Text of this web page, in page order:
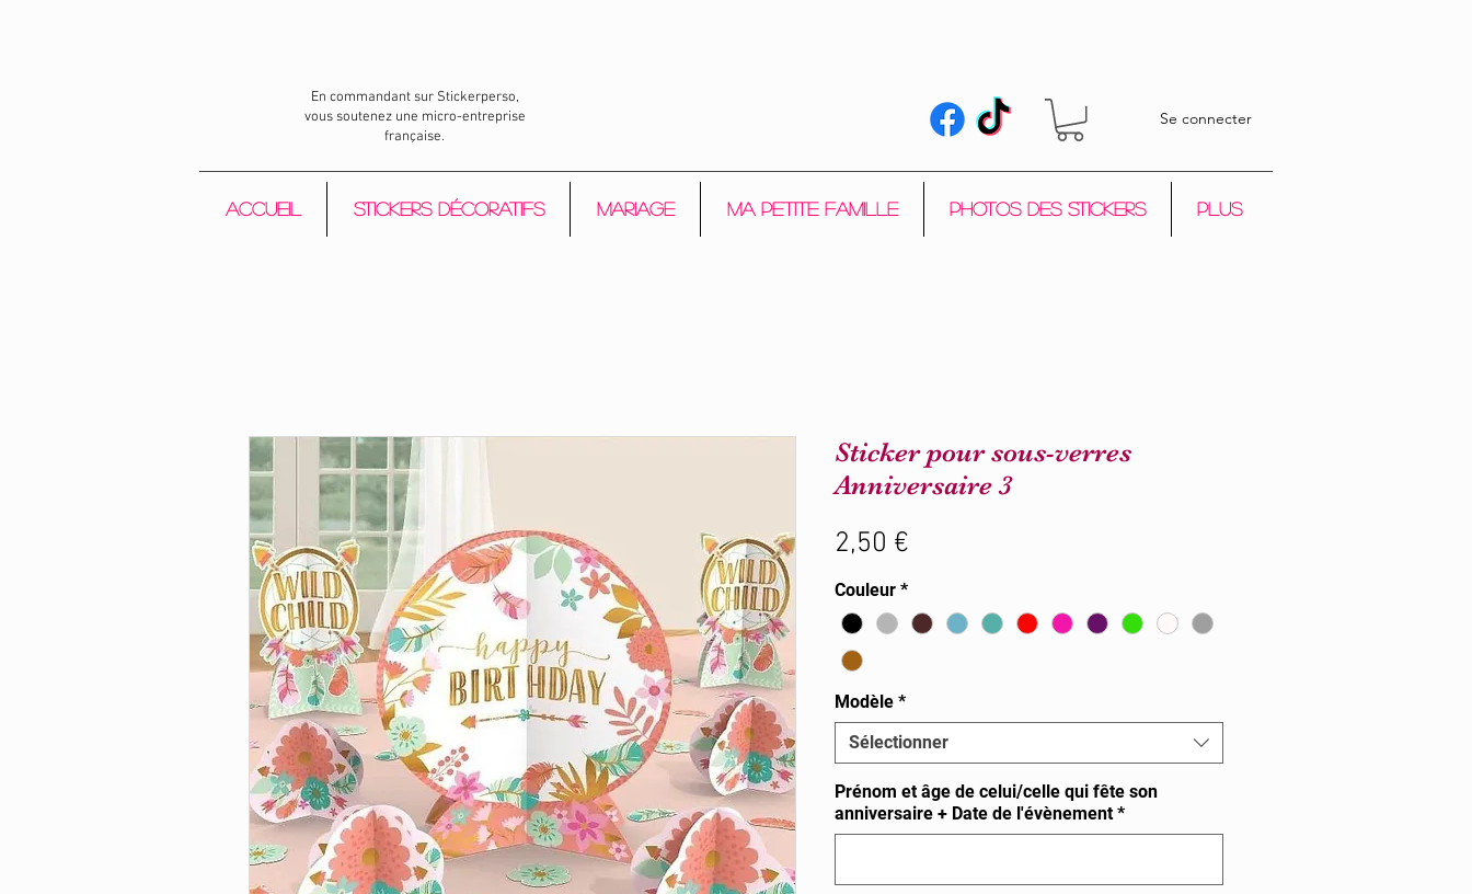
En commandant sur Stickerperso,
vous soutenez une micro-entreprise
française.
Se connecter
Accueil Stickers décoratifs Mariage Ma petite Famille Photos des stickers Plus
Sticker pour sous-verres
Anniversaire 3
2,50 €
Couleur *
Modèle *
Sélectionner
Prénom et âge de celui/celle qui fête son
anniversaire + Date de l'évènement *